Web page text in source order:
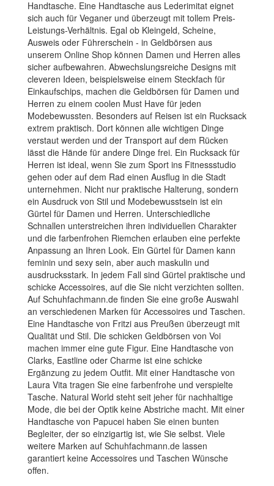
Handtasche. Eine Handtasche aus Lederimitat eignet
sich auch für Veganer und überzeugt mit tollem Preis-
Leistungs-Verhältnis. Egal ob Kleingeld, Scheine,
Ausweis oder Führerschein - in Geldbörsen aus
unserem Online Shop können Damen und Herren alles
sicher aufbewahren. Abwechslungsreiche Designs mit
cleveren Ideen, beispielsweise einem Steckfach für
Einkaufschips, machen die Geldbörsen für Damen und
Herren zu einem coolen Must Have für jeden
Modebewussten. Besonders auf Reisen ist ein Rucksack
extrem praktisch. Dort können alle wichtigen Dinge
verstaut werden und der Transport auf dem Rücken
lässt die Hände für andere Dinge frei. Ein Rucksack für
Herren ist ideal, wenn Sie zum Sport ins Fitnessstudio
gehen oder auf dem Rad einen Ausflug in die Stadt
unternehmen. Nicht nur praktische Halterung, sondern
ein Ausdruck von Stil und Modebewusstsein ist ein
Gürtel für Damen und Herren. Unterschiedliche
Schnallen unterstreichen ihren individuellen Charakter
und die farbenfrohen Riemchen erlauben eine perfekte
Anpassung an Ihren Look. Ein Gürtel für Damen kann
feminin und sexy sein, aber auch maskulin und
ausdrucksstark. In jedem Fall sind Gürtel praktische und
schicke Accessoires, auf die Sie nicht verzichten sollten.
Auf Schuhfachmann.de finden Sie eine große Auswahl
an verschiedenen Marken für Accessoires und Taschen.
Eine Handtasche von Fritzi aus Preußen überzeugt mit
Qualität und Stil. Die schicken Geldbörsen von Voi
machen immer eine gute Figur. Eine Handtasche von
Clarks, Eastline oder Charme ist eine schicke
Ergänzung zu jedem Outfit. Mit einer Handtasche von
Laura Vita tragen Sie eine farbenfrohe und verspielte
Tasche. Natural World steht seit jeher für nachhaltige
Mode, die bei der Optik keine Abstriche macht. Mit einer
Handtasche von Papucei haben Sie einen bunten
Begleiter, der so einzigartig ist, wie Sie selbst. Viele
weitere Marken auf Schuhfachmann.de lassen
garantiert keine Accessoires und Taschen Wünsche
offen.